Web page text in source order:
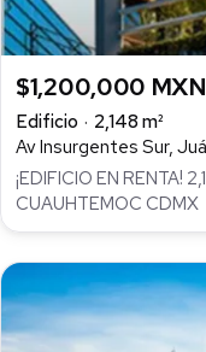
$1,200,000 MXN
Edificio
2,148 m²
Av Insurgentes Sur,
¡EDIFICIO EN RENTA!
CUAUHTEMOC CDMX